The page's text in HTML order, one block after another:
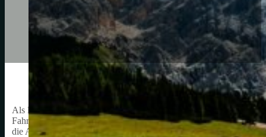
Als leidenschaftlicher Radfahrer möchte ich das wichtige Thema
Fahrrads, denn sie stellen die Verbindung zwischen dem
die Antriebskette und schließlich auf das Hinterrad zu übertragen.